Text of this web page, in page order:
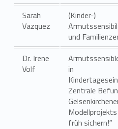
Sarah
Vazquez
(Kinder-)
und
Dr. Irene
Volf
in
Zentrale
früh sichern!“